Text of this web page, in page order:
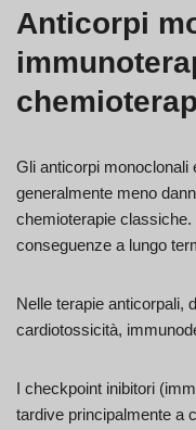
Anticorpi
Gli anticorpi monoclonali
generalmente meno
chemioterapie
conseguenze a lungo
Nelle terapie anticorpali,
cardiotossicità,
I checkpoint inibitori
tardive principalmente a